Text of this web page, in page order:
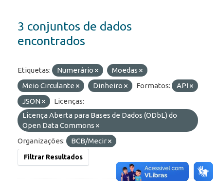
3 conjuntos de dados
encontrados
Etiquetas: Numerário
Moedas
Meio Circulante
Dinheiro Formatos:
API
JSON
Licenças:
Licença Aberta para Bases de Dados (ODbL) do
Open Data Commons
Organizações:
BCB/Mecir
Filtrar Resultados